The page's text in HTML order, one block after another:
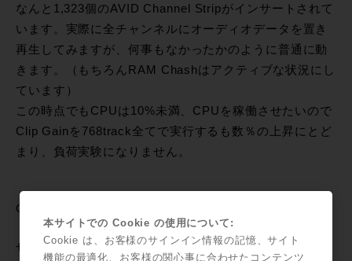
なんと1,323個のAVID Channel Stripがインサートされて
います。実際に全チャンネルにオーディオデータを置き
再生してみますが、何事もなかったかのように普通に動
きます。（もちろんRAM Chashはアクティブな状況にし
ています）
この時点でもCPUは10%未満、CPUを稼働させたいので
Clip Gainを768track全てで実行するも数％の上昇にとど
まり、負荷実験になりません。
CPUをフル稼働させるには、、、
せっかくの負荷実験、なんとかCPUをフル稼働させるべ
本サイトでの Cookie の使用について:
Cookie は、お客様のサインイン情報の記憶、サイト
機能の最適化、お客様の関心事に合わせたコンテンツ